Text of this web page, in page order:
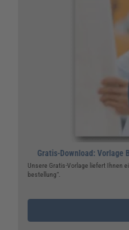
Gratis-Download: Vorlage
Unsere Gratis-Vorlage liefert Ihnen
bestellung“.